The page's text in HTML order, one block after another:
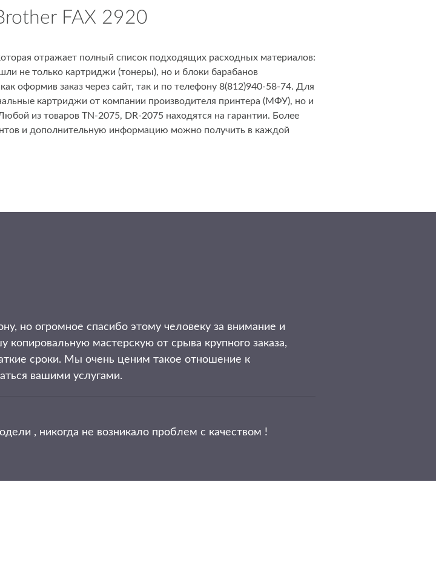
FAX 2920
отражает полный список подходящих расходных материалов:
не только картриджи (тонеры), но и блоки барабанов
оформив заказ через сайт, так и по телефону 8(812)940-58-74. Для
картриджи от компании производителя принтера (МФУ), но и
из товаров TN-2075, DR-2075 находятся на гарантии. Более
и дополнительную информацию можно получить в каждой
но огромное спасибо этому человеку за внимание и
копировальную мастерскую от срыва крупного заказа,
сроки. Мы очень ценим такое отношение к
вашими услугами.
, никогда не возникало проблем с качеством !